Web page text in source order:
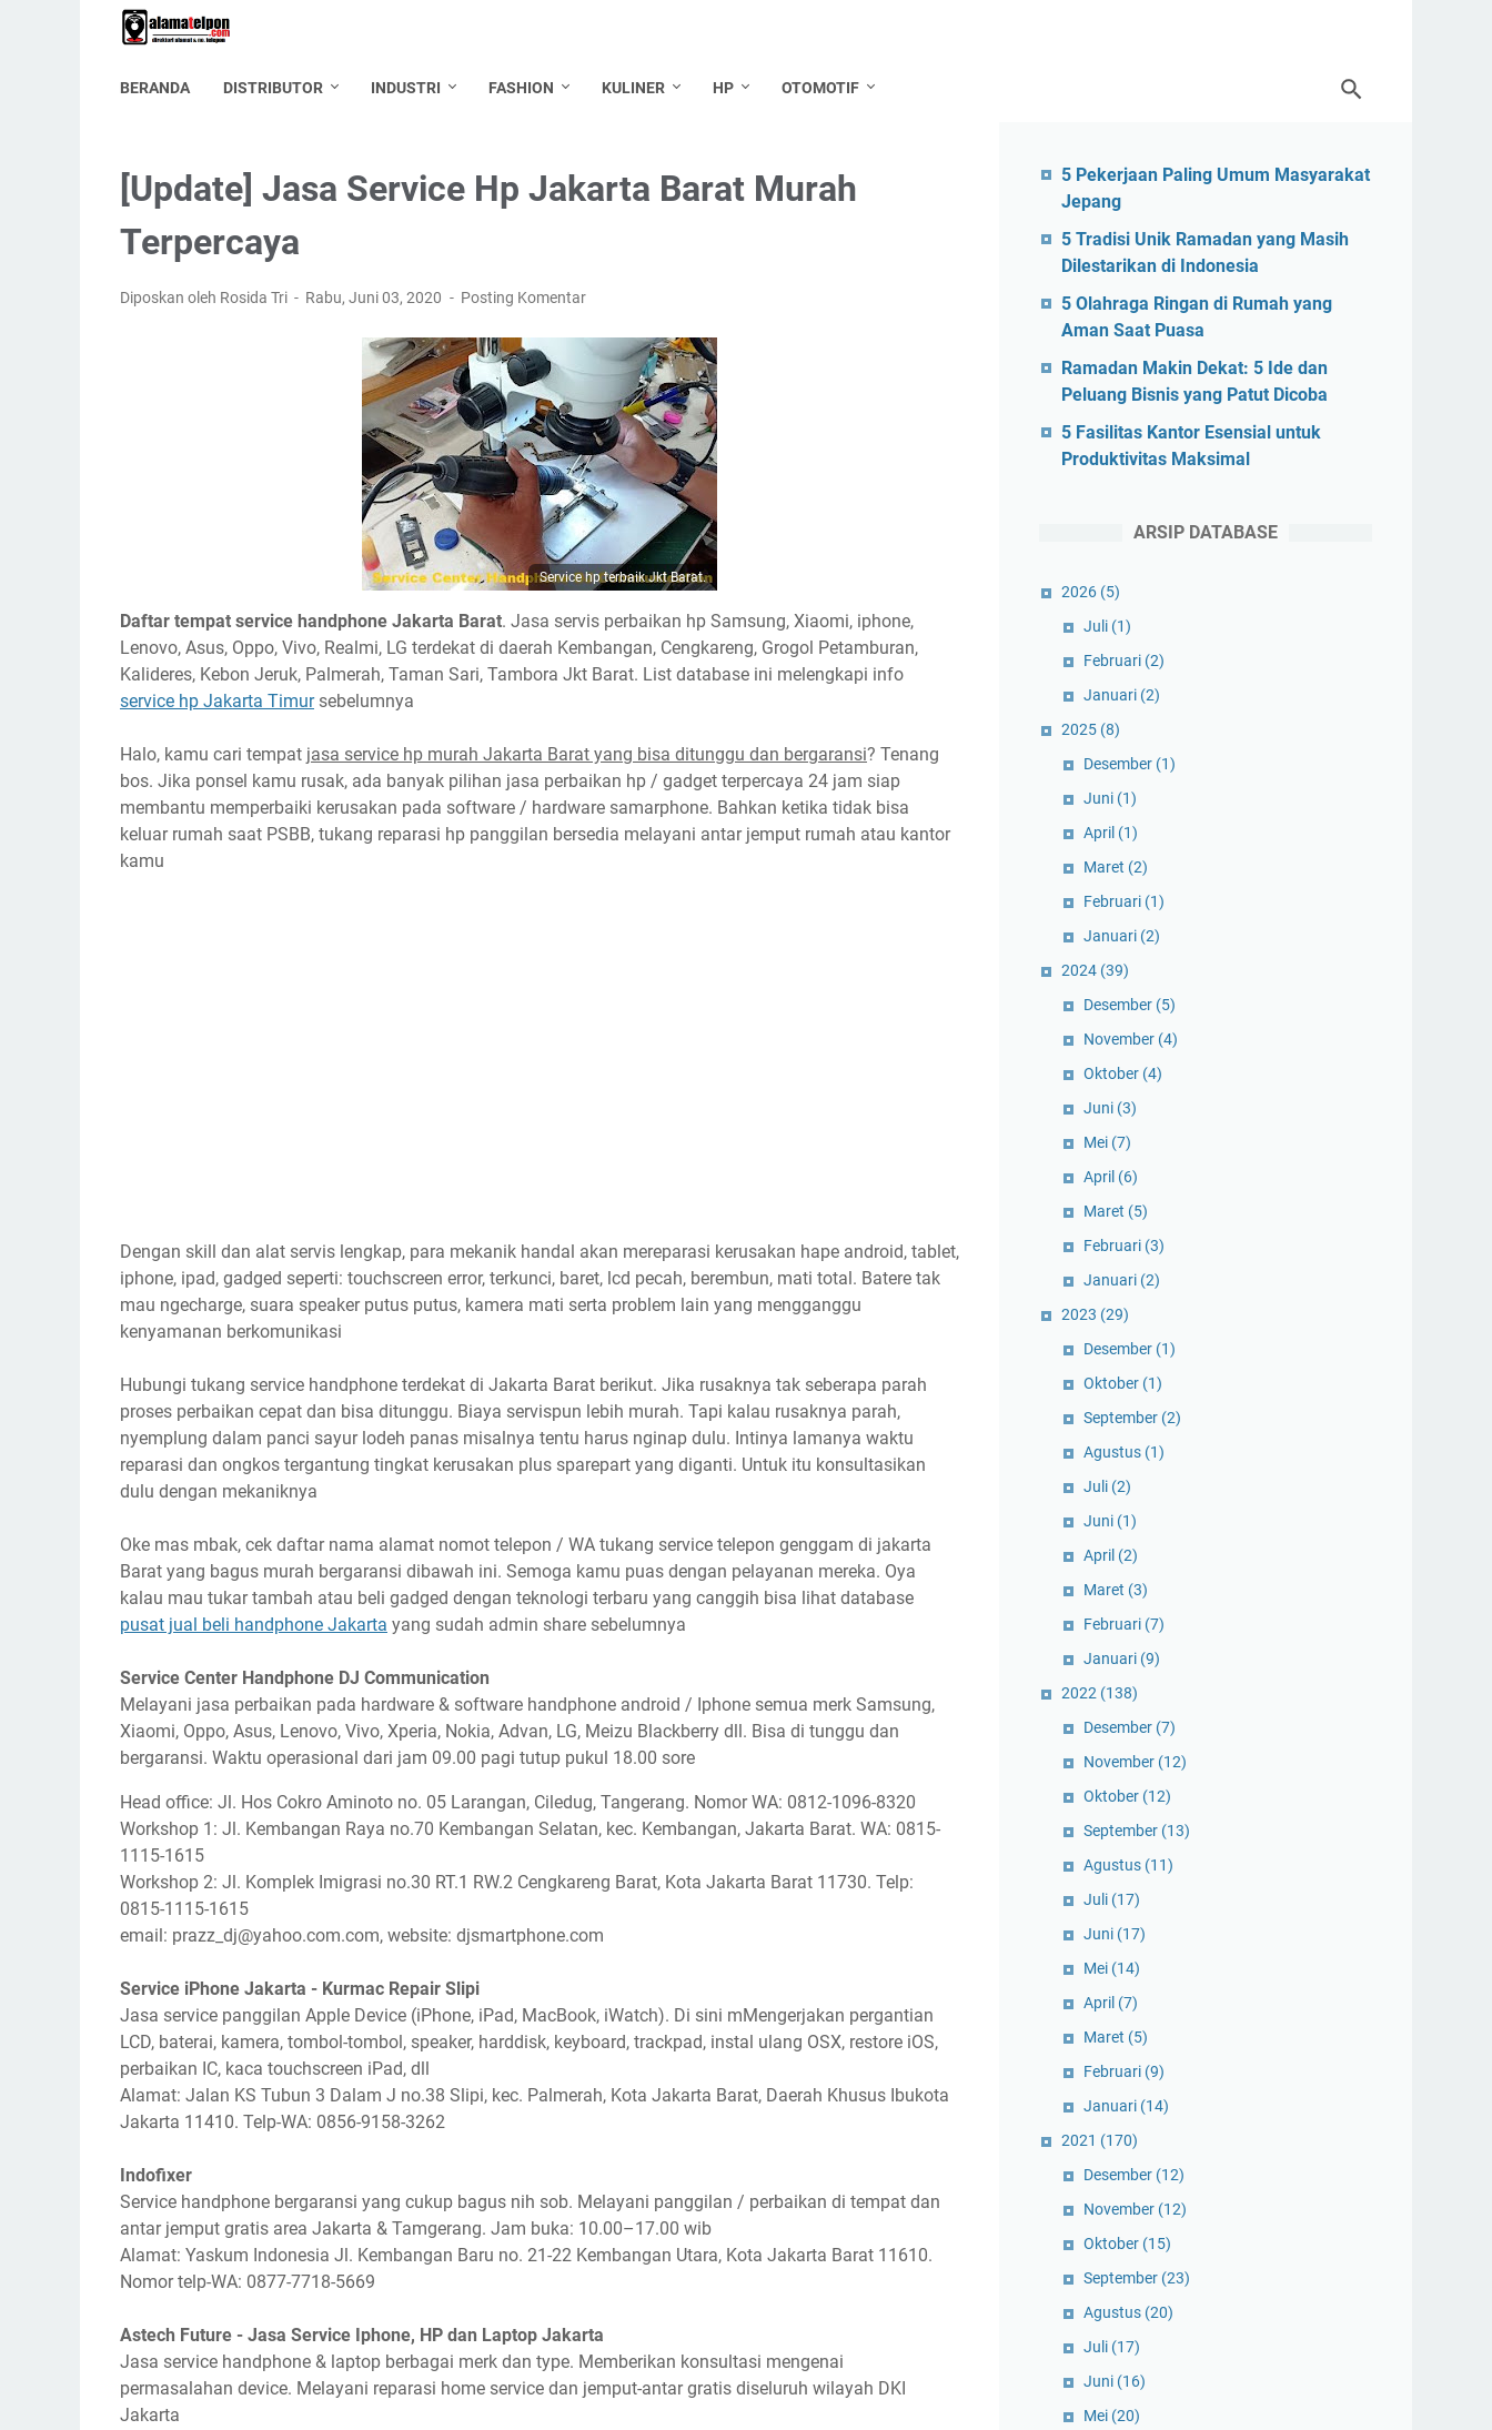
BERANDA DISTRIBUTOR INDUSTRI FASHION KULINER HP OTOMOTIF
[Update] Jasa Service Hp Jakarta Barat Murah
Terpercaya
Diposkan oleh Rosida Tri Rabu, Juni 03, 2020 Posting Komentar
Service hp terbaik Jkt Barat.
Daftar tempat service handphone Jakarta Barat. Jasa servis perbaikan hp Samsung, Xiaomi, iphone,
Lenovo, Asus, Oppo, Vivo, Realmi, LG terdekat di daerah Kembangan, Cengkareng, Grogol Petamburan,
Kalideres, Kebon Jeruk, Palmerah, Taman Sari, Tambora Jkt Barat. List database ini melengkapi info
service hp Jakarta Timursebelumnya
Halo, kamu cari tempat jasa service hp murah Jakarta Barat yang bisa ditunggu dan bergaransi? Tenang
bos. Jika ponsel kamu rusak, ada banyak pilihan jasa perbaikan hp / gadget terpercaya 24 jam siap
membantu memperbaiki kerusakan pada software / hardware samarphone. Bahkan ketika tidak bisa
keluar rumah saat PSBB, tukang reparasi hp panggilan bersedia melayani antar jemput rumah atau kantor
kamu
Dengan skill dan alat servis lengkap, para mekanik handal akan mereparasi kerusakan hape android, tablet,
iphone, ipad, gadged seperti: touchscreen error, terkunci, baret, lcd pecah, berembun, mati total. Batere tak
mau ngecharge, suara speaker putus putus, kamera mati serta problem lain yang mengganggu
kenyamanan berkomunikasi
Hubungi tukang service handphone terdekat di Jakarta Barat berikut. Jika rusaknya tak seberapa parah
proses perbaikan cepat dan bisa ditunggu. Biaya servispun lebih murah. Tapi kalau rusaknya parah,
nyemplung dalam panci sayur lodeh panas misalnya tentu harus nginap dulu. Intinya lamanya waktu
reparasi dan ongkos tergantung tingkat kerusakan plus sparepart yang diganti. Untuk itu konsultasikan
dulu dengan mekaniknya
Oke mas mbak, cek daftar nama alamat nomot telepon / WA tukang service telepon genggam di jakarta
Barat yang bagus murah bergaransi dibawah ini. Semoga kamu puas dengan pelayanan mereka. Oya
kalau mau tukar tambah atau beli gadged dengan teknologi terbaru yang canggih bisa lihat database
pusat jual beli handphone Jakarta yang sudah admin share sebelumnya
Service Center Handphone DJ Communication
Melayani jasa perbaikan pada hardware & software handphone android / Iphone semua merk Samsung,
Xiaomi, Oppo, Asus, Lenovo, Vivo, Xperia, Nokia, Advan, LG, Meizu Blackberry dll. Bisa di tunggu dan
bergaransi. Waktu operasional dari jam 09.00 pagi tutup pukul 18.00 sore
Head office: Jl. Hos Cokro Aminoto no. 05 Larangan, Ciledug, Tangerang. Nomor WA: 0812-1096-8320
Workshop 1: Jl. Kembangan Raya no.70 Kembangan Selatan, kec. Kembangan, Jakarta Barat. WA: 0815-
1115-1615
Workshop 2: Jl. Komplek Imigrasi no.30 RT.1 RW.2 Cengkareng Barat, Kota Jakarta Barat 11730. Telp:
0815-1115-1615
email: prazz_dj@yahoo.com.com, website: djsmartphone.com
Service iPhone Jakarta - Kurmac Repair Slipi
Jasa service panggilan Apple Device (iPhone, iPad, MacBook, iWatch). Di sini mMengerjakan pergantian
LCD, baterai, kamera, tombol-tombol, speaker, harddisk, keyboard, trackpad, instal ulang OSX, restore iOS,
perbaikan IC, kaca touchscreen iPad, dll
Alamat: Jalan KS Tubun 3 Dalam J no.38 Slipi, kec. Palmerah, Kota Jakarta Barat, Daerah Khusus Ibukota
Jakarta 11410. Telp-WA: 0856-9158-3262
Indofixer
Service handphone bergaransi yang cukup bagus nih sob. Melayani panggilan / perbaikan di tempat dan
antar jemput gratis area Jakarta & Tamgerang. Jam buka: 10.00–17.00 wib
Alamat: Yaskum Indonesia Jl. Kembangan Baru no. 21-22 Kembangan Utara, Kota Jakarta Barat 11610.
Nomor telp-WA: 0877-7718-5669
Astech Future - Jasa Service Iphone, HP dan Laptop Jakarta
Jasa service handphone & laptop berbagai merk dan type. Memberikan konsultasi mengenai
permasalahan device. Melayani reparasi home service dan jemput-antar gratis diseluruh wilayah DKI
Jakarta
5 Pekerjaan Paling Umum Masyarakat
Jepang
5 Tradisi Unik Ramadan yang Masih
Dilestarikan di Indonesia
5 Olahraga Ringan di Rumah yang
Aman Saat Puasa
Ramadan Makin Dekat: 5 Ide dan
Peluang Bisnis yang Patut Dicoba
5 Fasilitas Kantor Esensial untuk
Produktivitas Maksimal
ARSIP DATABASE
2026 (5)
Juli (1)
Februari (2)
Januari (2)
2025 (8)
Desember (1)
Juni (1)
April (1)
Maret (2)
Februari (1)
Januari (2)
2024 (39)
Desember (5)
November (4)
Oktober (4)
Juni (3)
Mei (7)
April (6)
Maret (5)
Februari (3)
Januari (2)
2023 (29)
Desember (1)
Oktober (1)
September (2)
Agustus (1)
Juli (2)
Juni (1)
April (2)
Maret (3)
Februari (7)
Januari (9)
2022 (138)
Desember (7)
November (12)
Oktober (12)
September (13)
Agustus (11)
Juli (17)
Juni (17)
Mei (14)
April (7)
Maret (5)
Februari (9)
Januari (14)
2021 (170)
Desember (12)
November (12)
Oktober (15)
September (23)
Agustus (20)
Juli (17)
Juni (16)
Mei (20)